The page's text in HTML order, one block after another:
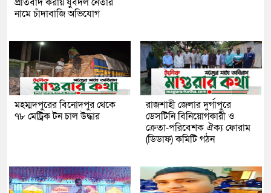
নামে চাঁদাবাজি অভিযোগ
মহম্মদপুরের বিনোদপুর থেকে
৭৮ মেট্রিক টন চাল উদ্ধার
রাজশাহী জেলার দুর্গাপুরে
ডেসটিনি বিনিয়োগকারী ও
ক্রেতা-পরিবেশক ঐক্য ফোরাম
(ডিডাফ) কমিটি গঠন